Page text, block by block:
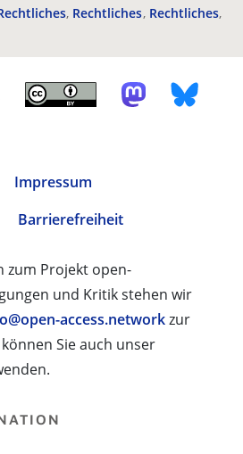
Rechtliches Rechtliches
Impressum
Barrierefreiheit
zum Projekt open-
und Kritik stehen wir
access.networkzur
Sie auch unser